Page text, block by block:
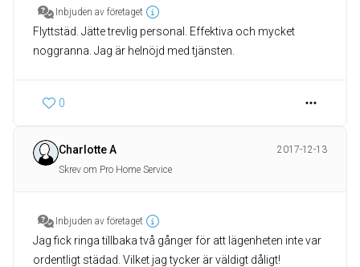
Inbjuden av företaget
Flyttstäd. Jätte trevlig personal. Effektiva och mycket
noggranna. Jag är helnöjd med tjänsten.
0
Charlotte A
2017-12-13
Skrev om Pro Home Service
Inbjuden av företaget
Jag fick ringa tillbaka två gånger för att lägenheten inte var
ordentligt städad. Vilket jag tycker är väldigt dåligt!